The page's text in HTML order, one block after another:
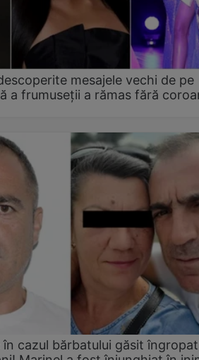
mesajele vechi de pe
a frumuseții a rămas fără
în cazul bărbatului găsit